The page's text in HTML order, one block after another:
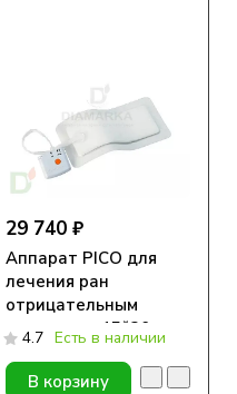
29 740 ₽
Аппарат PICO для
лечения ран
отрицательным
давлением 15*20 см
4.7 Есть в наличии
В корзину